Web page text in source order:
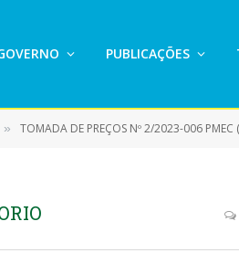
PUBLICAÇÕES
» TOMADA DE PREÇOS Nº 2/2023-006 PMEC (Contratação de